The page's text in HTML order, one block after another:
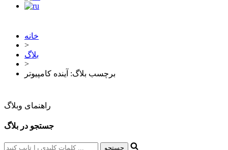
خانه
>
بلاگ
>
برچسب بلاگ: آینده کامپیوتر
راهنمای وبلاگ
جستجو در بلاگ